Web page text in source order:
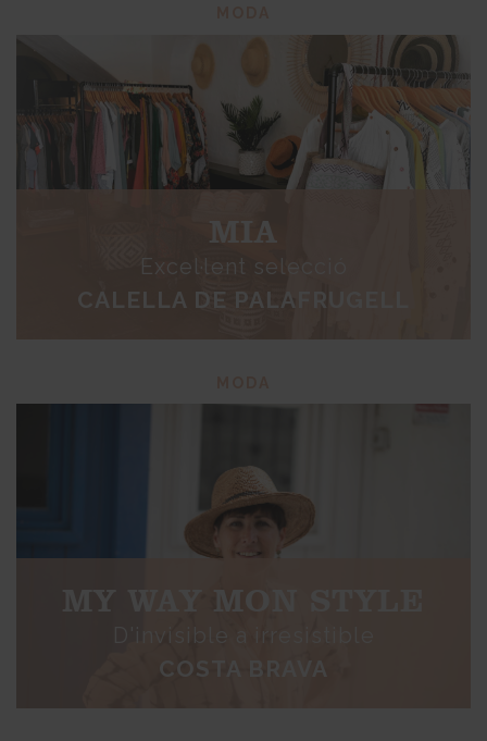
MIA
Excel·lent selecció
CALELLA DE PALAFRUGELL
MY WAY MON STYLE
D'invisible a irresistible
COSTA BRAVA